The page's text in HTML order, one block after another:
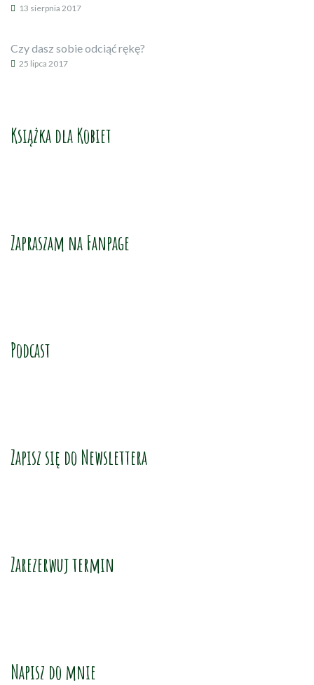
13 sierpnia 2017
Czy dasz sobie odciąć rękę?
25 lipca 2017
Książka dla Kobiet
Zapraszam na Fanpage
Podcast
Zapisz się do Newslettera
Zarezerwuj termin
Napisz do mnie